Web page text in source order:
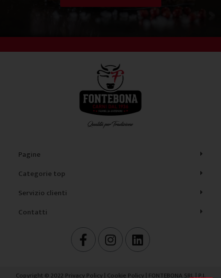
Pagine
Categorie top
Servizio clienti
Contatti
F
a
c
e
I
n
s
t
L
i
n
k
Copyright © 2022 Privacy Policy| Cookie Policy| FONTEBONA SRL | P.I.